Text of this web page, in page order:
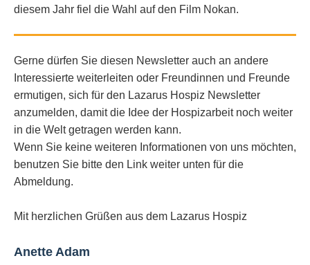
diesem Jahr fiel die Wahl auf den Film Nokan.
Gerne dürfen Sie diesen Newsletter auch an andere
Interessierte weiterleiten oder Freundinnen und Freunde
ermutigen, sich für den Lazarus Hospiz Newsletter
anzumelden, damit die Idee der Hospizarbeit noch weiter
in die Welt getragen werden kann.
Wenn Sie keine weiteren Informationen von uns möchten,
benutzen Sie bitte den Link weiter unten für die
Abmeldung.
Mit herzlichen Grüßen aus dem Lazarus Hospiz
Anette Adam